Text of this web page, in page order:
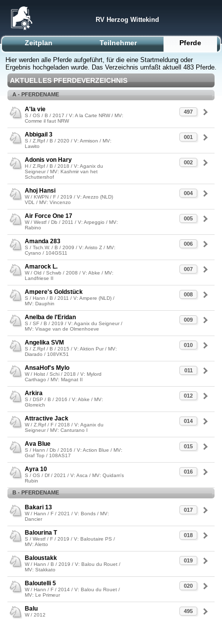
RV Herzog Wittekind
Zeitplan Teilnehmer Pferde
Hier werden alle Pferde aufgeführt, für die eine Startmeldung oder
Ergebnis hochgeladen wurde. Das Verzeichnis umfaßt aktuell 483 Pferde.
AKTUELLES PFERDEVERZEICHNIS
A - PFERDENAME
497
A'la vie
S / OS / B / 2017 / V: A la Carte NRW / MV:
Comme il faut NRW
001
Abbigail 3
S / Z.Rpf / B / 2020 / V: Armison / MV:
Lawito
002
Adonis von Hary
H / Z.Rpf / B / 2018 / V: Aganix du
Seigneur / MV: Kashmir van het
Schuttershof
004
Ahoj Hansi
W / KWPN / F / 2019 / V: Arezzo (NLD)
VDL / MV: Vincenzo
005
Air Force One 17
W / Westf / Db / 2011 / V: Arpeggio / MV:
Rabino
006
Amanda 283
S / Tsch.W. / B / 2009 / V: Aristo Z / MV:
Cyrano / 104GS11
007
Amarock L.
W / Old / Schwb / 2008 / V: Abke / MV:
Landfriese II
008
Ampere's Goldstück
S / Hann / B / 2011 / V: Ampere (NLD) /
MV: Dauphin
009
Anelba de l'Eridan
S / SF / B / 2019 / V: Aganix du Seigneur /
MV: Visage van de Olmenhoeve
010
Angelika SVM
S / Z.Rpf / B / 2015 / V: Aktion Pur / MV:
Diarado / 108VK51
011
AnsaHof's Mylo
W / Holst / Schi / 2018 / V: Mylord
Carthago / MV: Magnat II
012
Arkira
S / DSP / B / 2016 / V: Abke / MV:
Glorreich
014
Attractive Jack
W / Z.Rpf / F / 2018 / V: Aganix du
Seigneur / MV: Canturano I
015
Ava Blue
S / Hann / Db / 2016 / V: Action Blue / MV:
Graf Top / 108AS17
016
Ayra 10
S / OS / Df / 2021 / V: Asca / MV: Quidam's
Rubin
B - PFERDENAME
017
Bakari 13
W / Hann / F / 2021 / V: Bonds / MV:
Dancier
018
Balourina T
S / Westf / F / 2019 / V: Baloutaire PS /
MV: Aletto
019
Baloustakk
W / Hann / B / 2019 / V: Balou du Rouet /
MV: Stakkato
020
Baloutelli 5
W / Hann / F / 2014 / V: Balou du Rouet /
MV: Le Primeur
495
Balu
W / 2012